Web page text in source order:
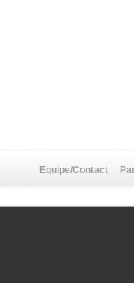
Equipe/Contact